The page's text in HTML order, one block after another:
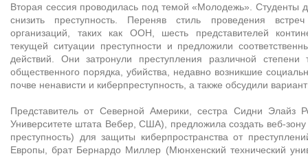
Вторая сессия проводилась под темой «Молодежь». Студенты
снизить преступность. Переняв стиль проведения
организаций, таких как ООН, шесть представителей
текущей ситуации преступности и предложили
действий. Они затронули преступления различной степени
общественного порядка, убийства, недавно возникшие
почве ненависти и киберпреступность, а также обсудили
Представитель от Северной Америки, сестра Сидни Элайз
Университете штата Вебер, США), предложила создать веб-
преступность) для защиты киберпространства от
Европы, брат Бернардо Миллер (Мюнхенский технический